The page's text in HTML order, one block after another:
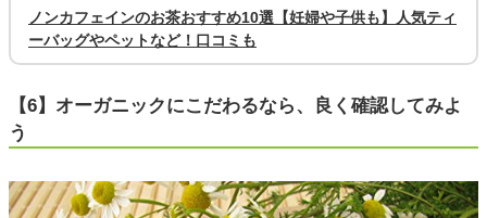
ノンカフェインのお茶おすすめ10選【妊婦や子供も】人気ティ
ーバッグやペットなど！口コミも
【6】オーガニックにこだわるなら、良く確認してみよ
う